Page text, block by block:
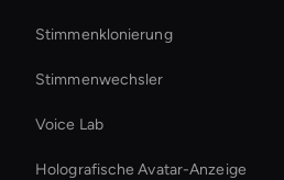
Stimmenklonierung
Stimmenwechsler
Voice Lab
Holografische Avatar-Anzeige